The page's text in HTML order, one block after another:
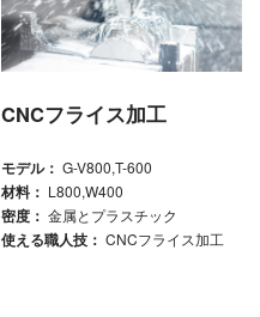
CNCフライス加工
モデル：G-V800,T-600
材料： L800,W400
密度： 金属とプラスチック
使える職人技：CNCフライス加工